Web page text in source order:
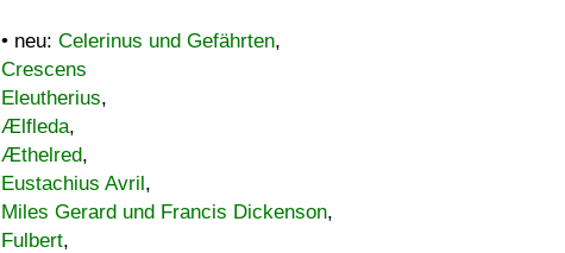
• neu: Celerinus und Gefährten,
Crescens
Eleutherius,
Ælfleda,
Æthelred,
Eustachius Avril,
Miles Gerard und Francis Dickenson,
Fulbert,